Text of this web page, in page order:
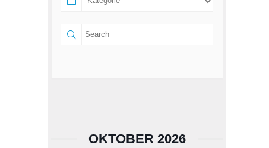
OKTOBER 2026